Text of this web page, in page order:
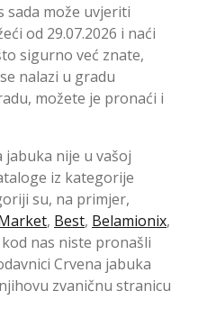
sada može uvjeriti
od 29.07.2026 i naći
sigurno već znate,
nalazi u gradu
možete je pronaći i
jabuka nije u vašoj
iz kategorije
su, na primjer,
, Best, Belamionix,
kod nas niste pronašli
Crvena jabuka
zvaničnu stranicu